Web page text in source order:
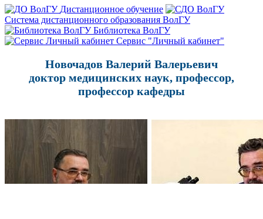
Дистанционное обучение
Система дистанционного образования ВолГУ
Библиотека ВолГУ
Сервис "Личный кабинет"
Новочадов Валерий Валерьевич
доктор медицинских наук, профессор,
профессор кафедры